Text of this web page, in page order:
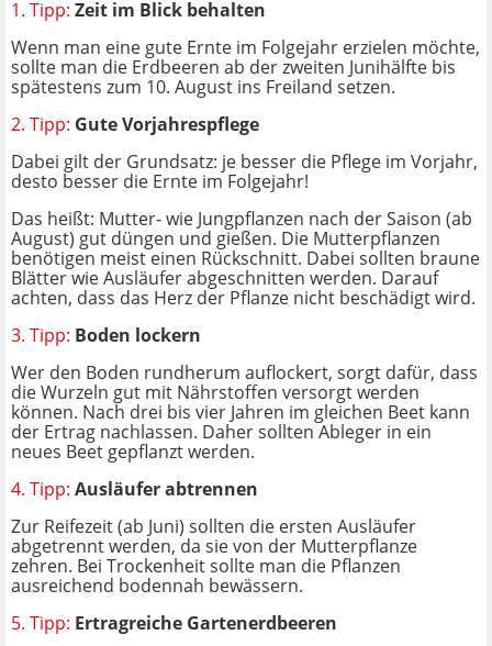
1. Tipp: Zeit im Blick behalten
Wenn man eine gute Ernte im Folgejahr erzielen möchte,
sollte man die Erdbeeren ab der zweiten Junihälfte bis
spätestens zum 10. August ins Freiland setzen.
2. Tipp: Gute Vorjahrespflege
Dabei gilt der Grundsatz: je besser die Pflege im Vorjahr,
desto besser die Ernte im Folgejahr!
Das heißt: Mutter- wie Jungpflanzen nach der Saison (ab
August) gut düngen und gießen. Die Mutterpflanzen
benötigen meist einen Rückschnitt. Dabei sollten braune
Blätter wie Ausläufer abgeschnitten werden. Darauf
achten, dass das Herz der Pflanze nicht beschädigt wird.
3. Tipp: Boden lockern
Wer den Boden rundherum auflockert, sorgt dafür, dass
die Wurzeln gut mit Nährstoffen versorgt werden
können. Nach drei bis vier Jahren im gleichen Beet kann
der Ertrag nachlassen. Daher sollten Ableger in ein
neues Beet gepflanzt werden.
4. Tipp: Ausläufer abtrennen
Zur Reifezeit (ab Juni) sollten die ersten Ausläufer
abgetrennt werden, da sie von der Mutterpflanze
zehren. Bei Trockenheit sollte man die Pflanzen
ausreichend bodennah bewässern.
5. Tipp: Ertragreiche Gartenerdbeeren